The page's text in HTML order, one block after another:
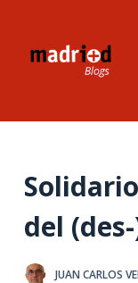
odel
JUAN CARLOS